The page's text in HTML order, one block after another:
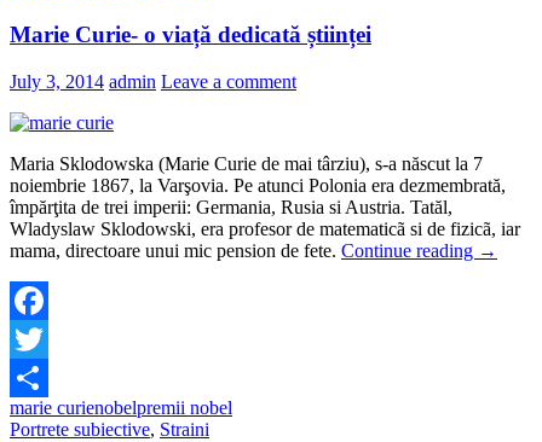
Marie Curie- o viață dedicată științei
July 3, 2014 admin Leave a comment
Maria Sklodowska (Marie Curie de mai târziu), s-a născut la 7
noiembrie 1867, la Varşovia. Pe atunci Polonia era dezmembrată,
împărţita de trei imperii: Germania, Rusia si Austria. Tatăl,
Wladyslaw Sklodowski, era profesor de matematicã si de fizicã, iar
mama, directoare unui mic pension de fete. Continue reading →
Facebook
Twitter
Share
marie curienobelpremii nobel
Portrete subiective, Straini